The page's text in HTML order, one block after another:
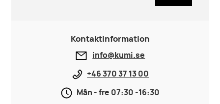
Kontaktinformation
info@kumi.se
+46 370 37 13 00
Mån - fre 07:30 -16:30